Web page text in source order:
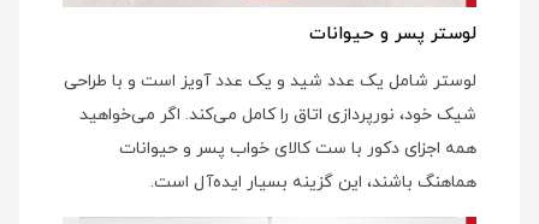
لوستر پسر و حیوانات
لوستر شامل یک عدد شید و یک عدد آویز است و با طراحی
شیک خود، نورپردازی اتاق را کامل می‌کند. اگر می‌خواهید
همه اجزای دکور با ست کالای خواب پسر و حیوانات
هماهنگ باشند، این گزینه بسیار ایده‌آل است.